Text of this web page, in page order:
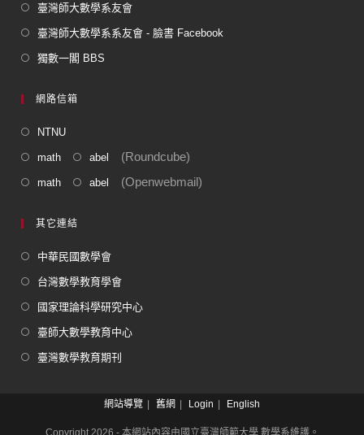
臺灣師大數學系友會
臺灣師大數學系系友會 - 臉書 Facebook
獨數一閣 BBS
網路信箱
NTNU
math abel (Roundcube)
math abel (Openwebmail)
其它連結
中華民國數學會
台灣數學教育學會
國家理論科學研究中心
臺師大數學教育中心
臺灣數學教育期刊
網站導覽 舊網 Login English
Copyright 2026 - 本網站內容由國立臺灣師範大學 數學系維護。